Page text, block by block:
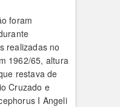
foram
realizadas no
1962/65, altura
restava de
Cruzado e
I Angeli